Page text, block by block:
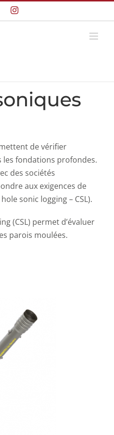
FacebookInstagram
de vérifier
les fondations profondes.
des sociétés
aux exigences de
sonic logging – CSL).
(CSL) permet d’évaluer
parois moulées.